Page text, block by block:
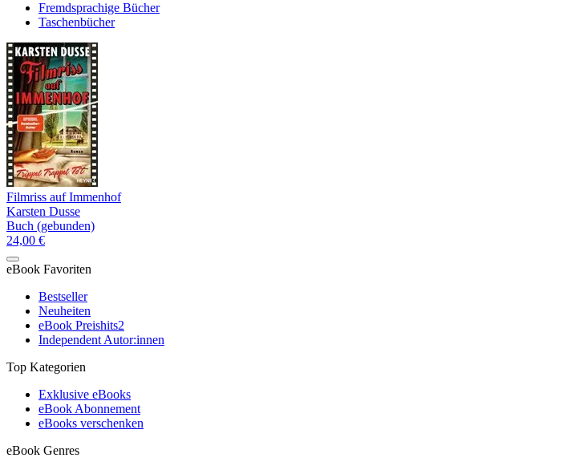
Fremdsprachige Bücher
Taschenbücher
Filmriss auf Immenhof
Karsten Dusse
Buch (gebunden)
24,00 €
eBook Favoriten
Bestseller
Neuheiten
eBook Preishits2
Independent Autor:innen
Top Kategorien
Exklusive eBooks
eBook Abonnement
eBooks verschenken
eBook Genres